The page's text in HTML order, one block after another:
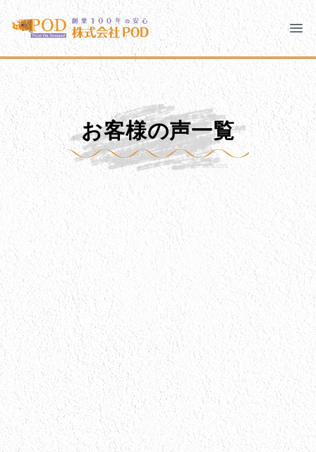
メインコンテンツにスキップ
株式会社ペイント・オン・デマンド
千葉の外壁塗装・屋根塗装なら創業100年の安心 ペイン
株式会社ペイント・オン・デマンド
モバイルメニュー
PODのまちづくり 安心の取り組み
ご相談と流れ よくあるご質問
PODについて
お問い合わせ
お客様の声一覧